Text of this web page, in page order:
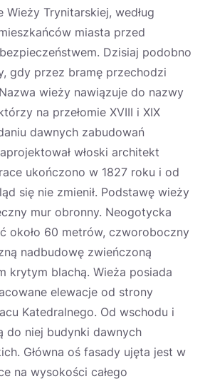
Trynitarskiej, według
miasta przed
Dzisiaj podobno
gdy przez bramę przechodzi
wieży nawiązuje do nazwy
na przełomie XVIII i XIX
dawnych zabudowań
włoski architekt
ukończono w 1827 roku i od
się nie zmienił. Podstawę wieży
mur obronny. Neogotycka
około 60 metrów, czworoboczny
nadbudowę zwieńczoną
krytym blachą. Wieża posiada
elewacje od strony
Katedralnego. Od wschodu i
do niej budynki dawnych
Główna oś fasady ujęta jest w
na wysokości całego